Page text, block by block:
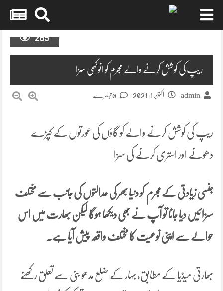
265
ریپ کی کوشش کرنے والے مجرم کو انوکھی سزا
admin اکتوبر 1, 2021
ریپ کی کوشش کرنے والے کو گاؤں کی عورتوں کے کپڑے
دھونے اور استری کرنے کی سزا
جنسی زیادتی کے مجرم کو دنیا بھر کی عدالتوں کی جانب سے مختلف
سزا ئیں دیا جانا تو آپ نے بھی دیکھا ہوگا لیکن بھارت میں اس
حوالے سے اپنی نوعیت کا مختلف واقعہ پیش آیا ہے۔
بھارتی میڈیا کے مطابق، بہار کے ضلع مدھو بنی سے تعلق رکھنے